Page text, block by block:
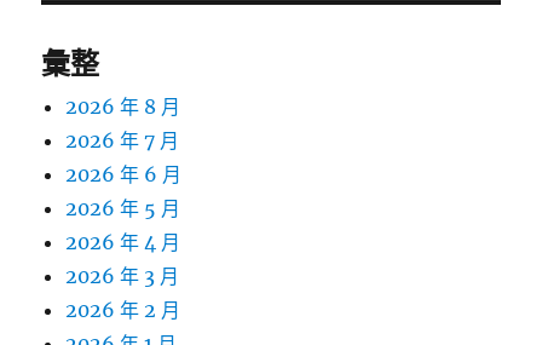
彙整
2026 年 8 月
2026 年 7 月
2026 年 6 月
2026 年 5 月
2026 年 4 月
2026 年 3 月
2026 年 2 月